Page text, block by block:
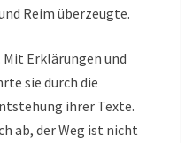
Reim überzeugte.
Erklärungen und
sie durch die
ihrer Texte.
ab, der Weg ist nicht